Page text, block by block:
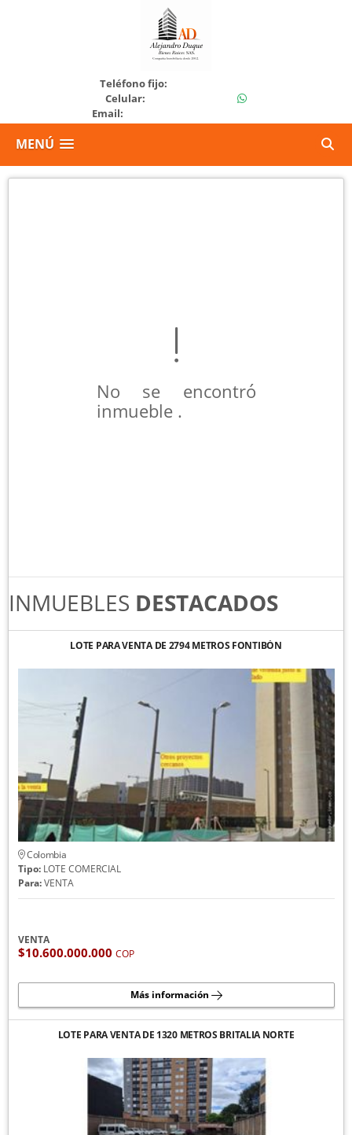
Teléfono fijo:
Celular: +573138561496
Email:
MENÚ
No se encontró
inmueble .
INMUEBLES DESTACADOS
LOTE PARA VENTA DE 2794 METROS FONTIBÓN
Colombia
Tipo:LOTE COMERCIAL
Para:VENTA
VENTA
$10.600.000.000 COP
Más información
LOTE PARA VENTA DE 1320 METROS BRITALIA NORTE